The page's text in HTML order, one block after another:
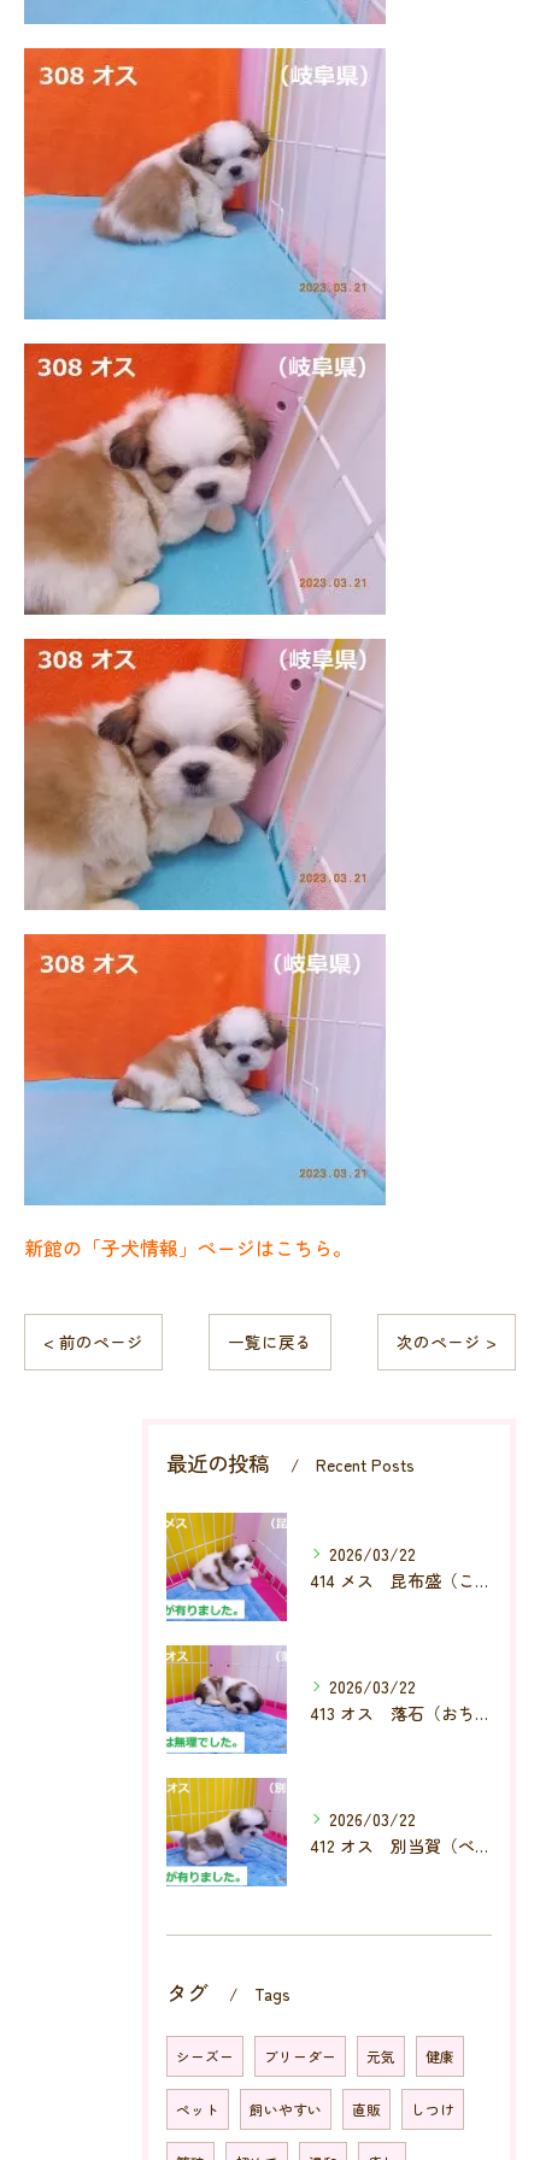
新館の「子犬情報」ページはこちら。
< 前のページ 一覧に戻る 次のページ >
最近の投稿 Recent Posts
2026/03/22
414 メス 昆布盛（こんぶもり）
2026/03/22
413 オス 落石（おちいし）
2026/03/22
412 オス 別当賀（べっとが）
タグ Tags
シーズー ブリーダー 元気 健康
ペット 飼いやすい 直販 しつけ